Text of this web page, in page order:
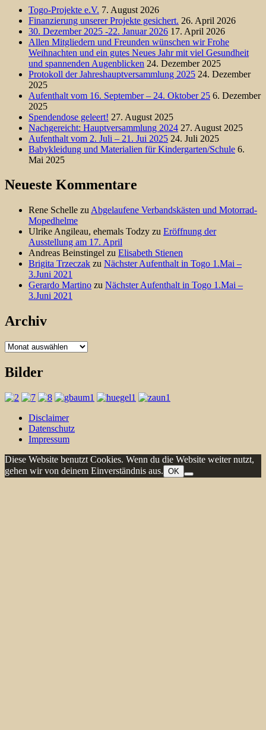
Togo-Projekte e.V. 7. August 2026
Finanzierung unserer Projekte gesichert. 26. April 2026
30. Dezember 2025 -22. Januar 2026 17. April 2026
Allen Mitgliedern und Freunden wünschen wir Frohe
Weihnachten und ein gutes Neues Jahr mit viel Gesundheit
und spannenden Augenblicken 24. Dezember 2025
Protokoll der Jahreshauptversammlung 2025 24. Dezember
2025
Aufenthalt vom 16. September – 24. Oktober 25 6. Dezember
2025
Spendendose geleert! 27. August 2025
Nachgereicht: Hauptversammlung 2024 27. August 2025
Aufenthalt vom 2. Juli – 21. Jui 2025 24. Juli 2025
Babykleidung und Materialien für Kindergarten/Schule 6.
Mai 2025
Neueste Kommentare
Rene Schelle zu Abgelaufene Verbandskästen und Motorrad-
Mopedhelme
Ulrike Angileau, ehemals Todzy zu Eröffnung der
Ausstellung am 17. April
Andreas Beinstingel zu Elisabeth Stienen
Brigita Trzeczak zu Nächster Aufenthalt in Togo 1.Mai –
3.Juni 2021
Gerardo Martino zu Nächster Aufenthalt in Togo 1.Mai –
3.Juni 2021
Archiv
Archiv
Bilder
Disclaimer
Datenschutz
Impressum
Diese Website benutzt Cookies. Wenn du die Website weiter nutzt,
gehen wir von deinem Einverständnis aus. OK